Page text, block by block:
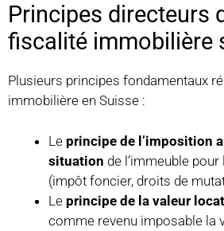
Principes directeurs
fiscalité immobilière
Plusieurs principes fondamentaux
immobilière en Suisse :
Le principe de l’imposition
situation de l’immeuble
(impôt foncier, droits de
Le principe de la valeur
comme revenu imposable la